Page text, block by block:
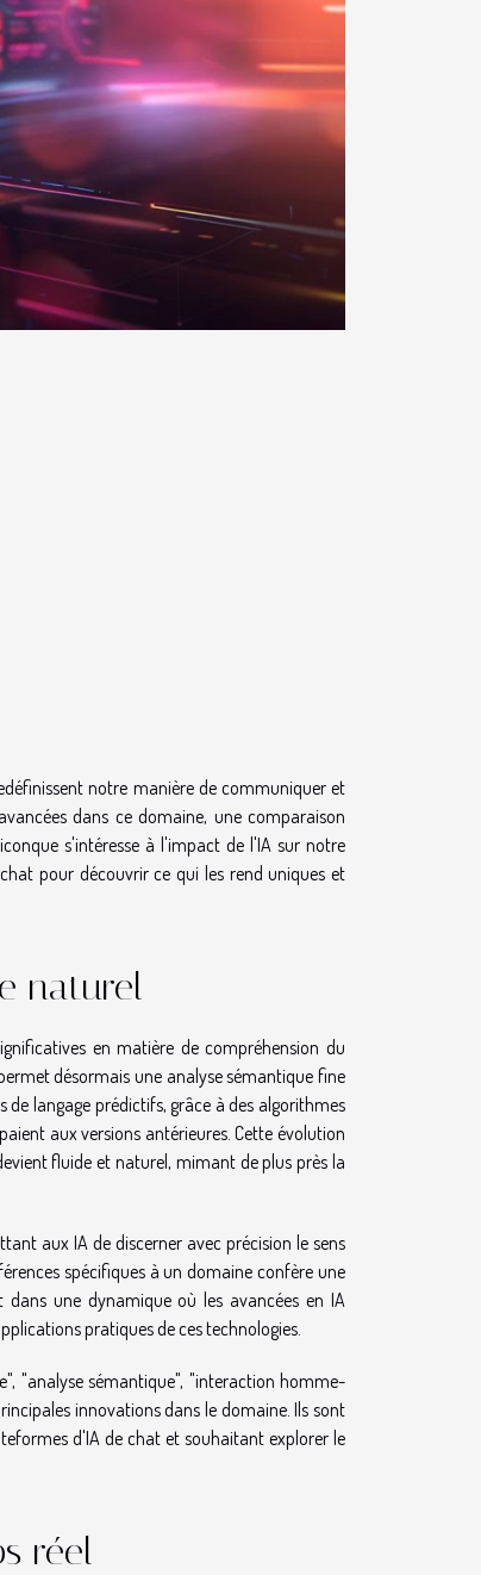
notre manière de communiquer et
dans ce domaine, une comparaison
s'intéresse à l'impact de l'IA sur notre
pour découvrir ce qui les rend uniques et
naturel
en matière de compréhension du
désormais une analyse sémantique fine
langage prédictifs, grâce à des algorithmes
aux versions antérieures. Cette évolution
fluide et naturel, mimant de plus près la
aux IA de discerner avec précision le sens
spécifiques à un domaine confère une
une dynamique où les avancées en IA
pratiques de ces technologies.
"analyse sémantique", "interaction homme-
innovations dans le domaine. Ils sont
d'IA de chat et souhaitant explorer le
réel